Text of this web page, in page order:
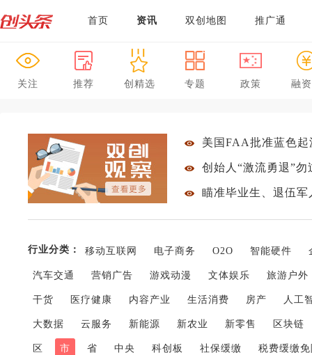
首页 资讯 双创地图 推广通
关注 推荐 创精选 专题 政策 融
美国FAA批准蓝色
创始人“激流勇退”
行业分类： 移动互联网 电子商务 O2O 智能硬件
汽车交通 营销广告 游戏动漫 文体娱乐 旅游户外
干货 医疗健康 内容产业 生活消费 房产 人工
大数据 云服务 新能源 新农业 新零售 区块链
区 市 省 中央 科创板 社保缓缴 税费缓缴